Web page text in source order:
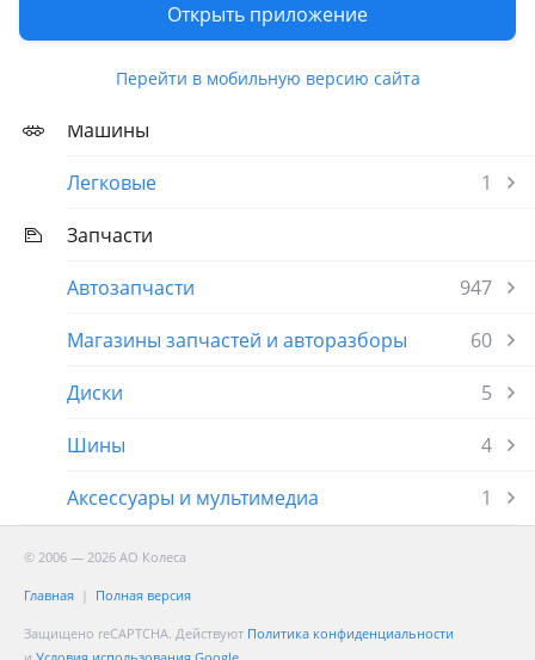
Открыть приложение
Перейти в мобильную версию сайта
Другие объявления продавца
Машины
Легковые
1
Запчасти
Автозапчасти
947
Магазины запчастей и авторазборы
60
Диски
5
Шины
4
Аксессуары и мультимедиа
1
© 2006 — 2026 АО Колеса
Главная Полная версия
Защищено reCAPTCHA. Действуют Политика конфиденциальности